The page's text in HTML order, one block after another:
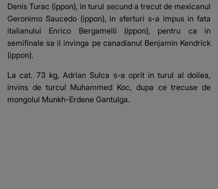
Denis Turac (ippon), in turul secund a trecut de mexicanul
Geronimo Saucedo (ippon), in sferturi s-a impus in fata
italianului Enrico Bergamelli (ippon), pentru ca in
semifinale sa il invinga pe canadianul Benjamin Kendrick
(ippon).
La cat. 73 kg, Adrian Sulca s-a oprit in turul al doilea,
invins de turcul Muhammed Koc, dupa ce trecuse de
mongolul Munkh-Erdene Gantulga.